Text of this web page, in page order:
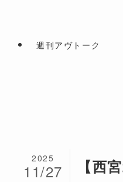
週刊アヴトーク
【西
2025
11/27